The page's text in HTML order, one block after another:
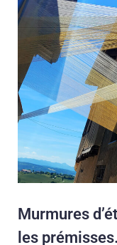
Murmures
les